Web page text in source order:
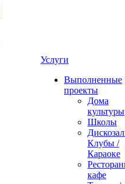
Услуги
Выполненные
проекты
Дома
культуры
Школы
Клубы /
Караоке
кафе